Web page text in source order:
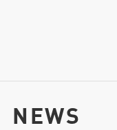
NEWS